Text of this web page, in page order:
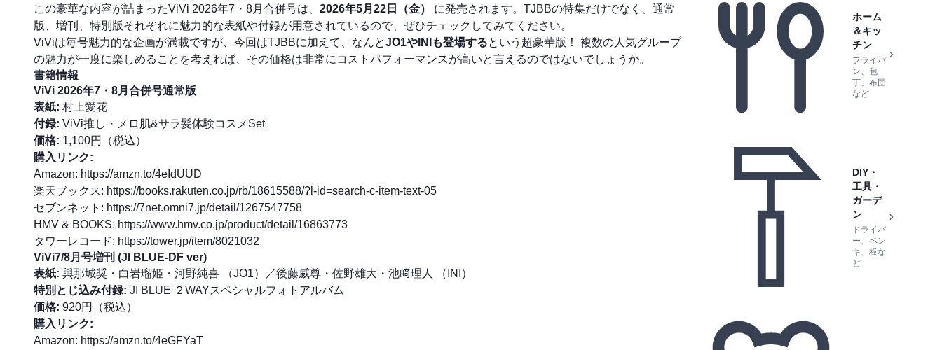
この豪華な内容が詰まったViVi 2026年7・8月合併号は、 2026年5月22日（金）
に発売されます。TJBBの特集だけでなく、通常
版、増刊、特別版それぞれに魅力的な表紙や付録が用意されているので、ぜひチェックしてみてください。
ViViは毎号魅力的な企画が満載ですが、今回はTJBBに加えて、なんとJO1やINIも登場するという超豪華版！ 複数の人気グループ
の魅力が一度に楽しめることを考えれば、その価格は非常にコストパフォーマンスが高いと言えるのではないでしょうか。
書籍情報
ViVi 2026年7・8月合併号通常版
表紙: 村上愛花
付録: ViVi推し・メロ肌&サラ髪体験コスメSet
価格: 1,100円（税込）
購入リンク:
Amazon: https://amzn.to/4eIdUUD
楽天ブックス: https://books.rakuten.co.jp/rb/18615588/?l-id=search-c-item-text-05
セブンネット: https://7net.omni7.jp/detail/1267547758
HMV & BOOKS: https://www.hmv.co.jp/product/detail/16863773
タワーレコード: https://tower.jp/item/8021032
ViVi7/8月号増刊 (JI BLUE-DF ver)
表紙: 與那城奨・白岩瑠姫・河野純喜 （JO1）／後藤威尊・佐野雄大・池﨑理人 （INI）
特別とじ込み付録: JI BLUE ２WAYスペシャルフォトアルバム
価格: 920円（税込）
購入リンク:
Amazon: https://amzn.to/4eGFYaT
ホーム
＆キッ
チン
フライパ
ン、包
丁、布団
など
DIY・
工具・
ガーデ
ン
ドライバ
ー、ペン
キ、板な
ど